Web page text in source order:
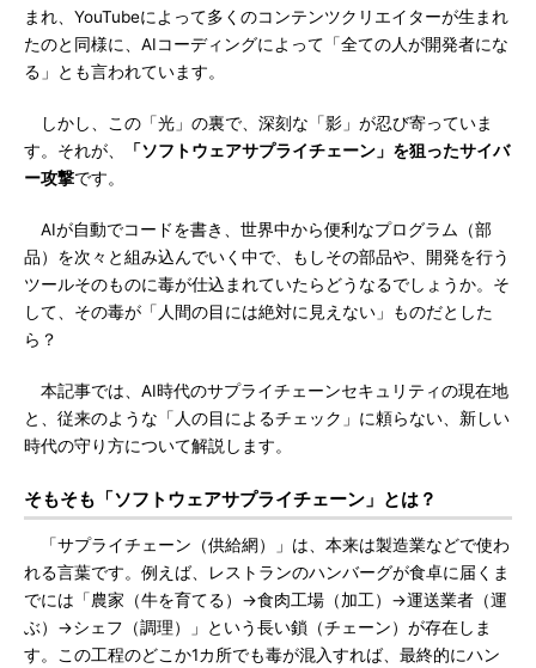
まれ、YouTubeによって多くのコンテンツクリエイターが生まれ
たのと同様に、AIコーディングによって「全ての人が開発者にな
る」とも言われています。
しかし、この「光」の裏で、深刻な「影」が忍び寄っていま
す。それが、
「ソフトウェアサプライチェーン」を狙ったサイバ
ー攻撃です。
AIが自動でコードを書き、世界中から便利なプログラム（部
品）を次々と組み込んでいく中で、もしその部品や、開発を行う
ツールそのものに毒が仕込まれていたらどうなるでしょうか。そ
して、その毒が「人間の目には絶対に見えない」ものだとした
ら？
本記事では、AI時代のサプライチェーンセキュリティの現在地
と、従来のような「人の目によるチェック」に頼らない、新しい
時代の守り方について解説します。
そもそも「ソフトウェアサプライチェーン」とは？
「サプライチェーン（供給網）」は、本来は製造業などで使わ
れる言葉です。例えば、レストランのハンバーグが食卓に届くま
でには「農家（牛を育てる）→食肉工場（加工）→運送業者（運
ぶ）→シェフ（調理）」という長い鎖（チェーン）が存在しま
す。この工程のどこか1カ所でも毒が混入すれば、最終的にハン